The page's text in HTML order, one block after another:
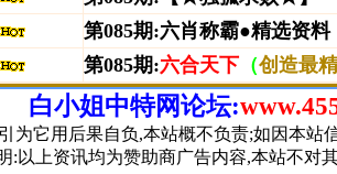
白小姐中特网论坛:
为它用后果自负,本站概不负责;如因本站
:以上资讯均为赞助商广告内容,本站不对